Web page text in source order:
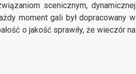
scenicznym, dynamicznej
moment gali był dopracowany w
o jakość sprawiły, że wieczór na